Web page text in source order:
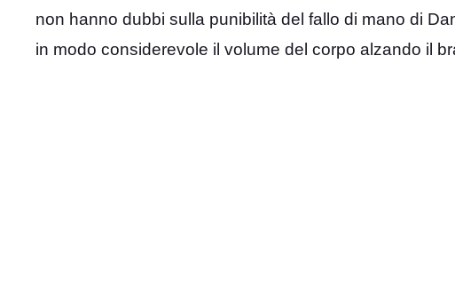
non hanno dubbi sulla punibilità del fallo di mano di
in modo considerevole il volume del corpo alzando il